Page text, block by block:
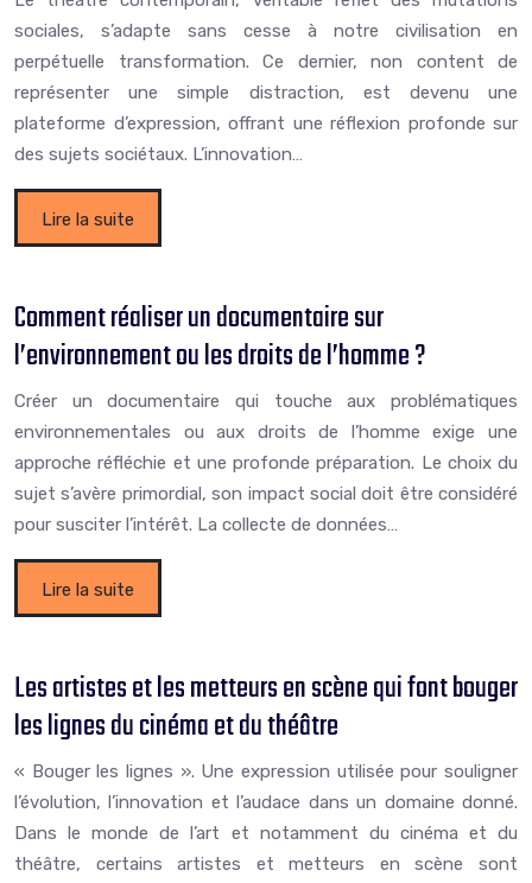
sociales, s’adapte sans cesse à notre civilisation en
perpétuelle transformation. Ce dernier, non content de
représenter une simple distraction, est devenu une
plateforme d’expression, offrant une réflexion profonde sur
des sujets sociétaux. L’innovation…
Lire la suite
Comment réaliser un documentaire sur
l’environnement ou les droits de l’homme ?
Créer un documentaire qui touche aux problématiques
environnementales ou aux droits de l’homme exige une
approche réfléchie et une profonde préparation. Le choix du
sujet s’avère primordial, son impact social doit être considéré
pour susciter l’intérêt. La collecte de données…
Lire la suite
Les artistes et les metteurs en scène qui font bouger
les lignes du cinéma et du théâtre
« Bouger les lignes ». Une expression utilisée pour souligner
l’évolution, l’innovation et l’audace dans un domaine donné.
Dans le monde de l’art et notamment du cinéma et du
théâtre, certains artistes et metteurs en scène sont